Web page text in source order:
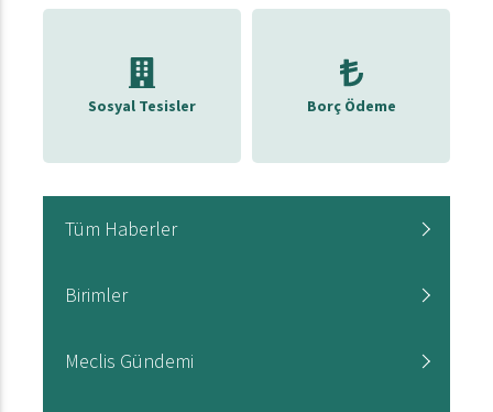
Sosyal Tesisler Borç Ödeme
Tüm Haberler
Birimler
Meclis Gündemi